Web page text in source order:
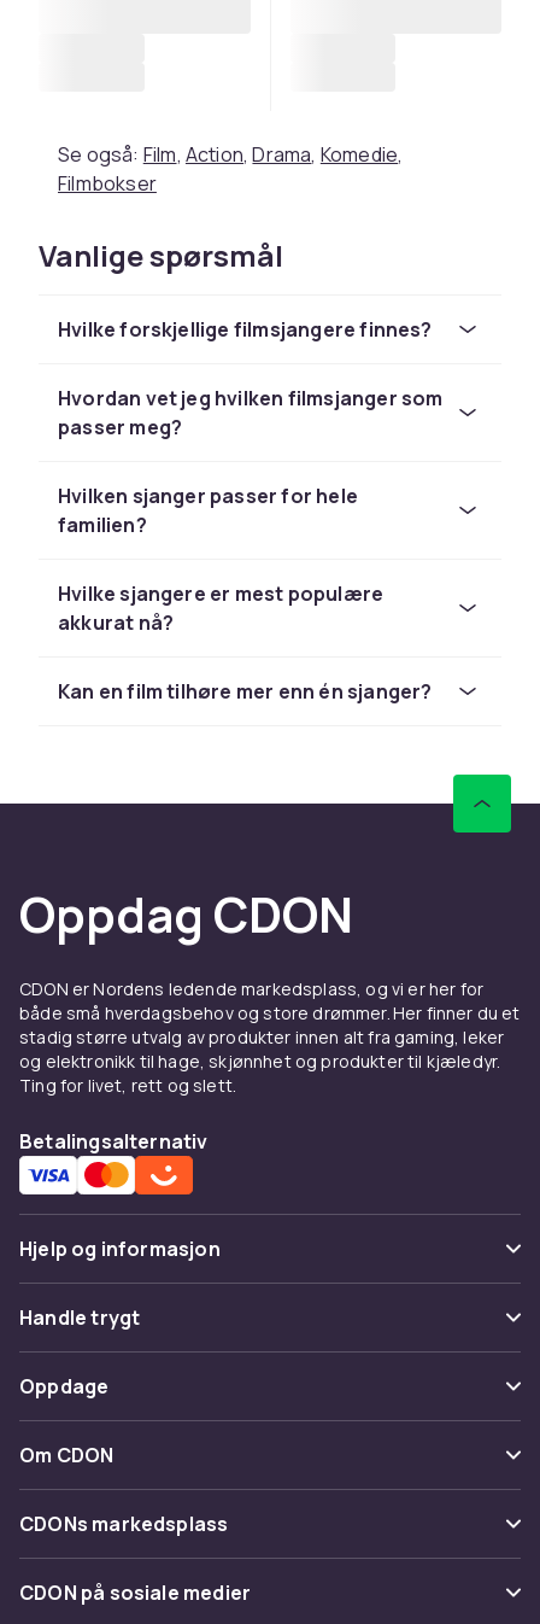
Se også: Film, Action,Drama, Komedie,
Filmbokser
Vanlige spørsmål
Hvilke forskjellige filmsjangere finnes?
Hvordan vet jeg hvilken filmsjanger som
passer meg?
Hvilken sjanger passer for hele
familien?
Hvilke sjangere er mest populære
akkurat nå?
Kan en film tilhøre mer enn én sjanger?
Oppdag CDON
CDON er Nordens ledende markedsplass, og vi er her for
både små hverdagsbehov og store drømmer. Her finner du et
stadig større utvalg av produkter innen alt fra gaming, leker
og elektronikk til hage, skjønnhet og produkter til kjæledyr.
Ting for livet, rett og slett.
Betalingsalternativ
Hjelp og informasjon
Vanlige spørsmål
Spor pakke
Angre & returner her
Kontakt oss
Handle trygt
Betaling
Levering
Tilbakekallinger
Oppdage
Kategorier
Varemerker
Om CDON
Om oss
Kundeanmeldelser
Jobbe på CDON
CDONs markedsplass
Merchant Help Center
CDON på sosiale medier